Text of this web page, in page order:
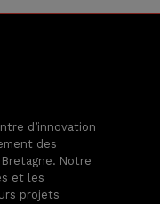
d’innovation
des
Notre
et les
projets